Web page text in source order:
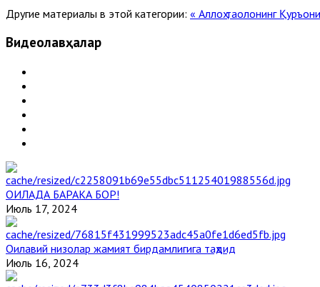
Другие материалы в этой категории: « Аллоҳ таолонинг
Видеолавҳалар
ОИЛАДА БАРАКА БОР!
Июль 17, 2024
Оилавий низолар жамият бирдамлигига таҳдид
Июль 16, 2024